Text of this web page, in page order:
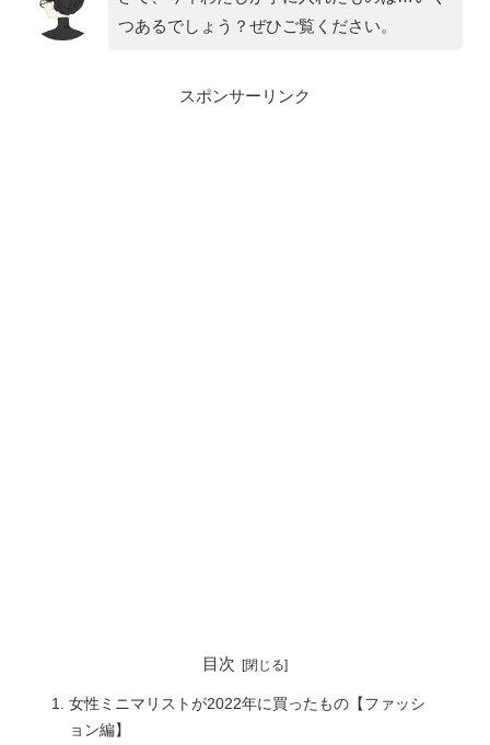
つあるでしょう？ぜひご覧ください。
スポンサーリンク
目次
女性ミニマリストが2022年に買ったもの【ファッシ
ョン編】